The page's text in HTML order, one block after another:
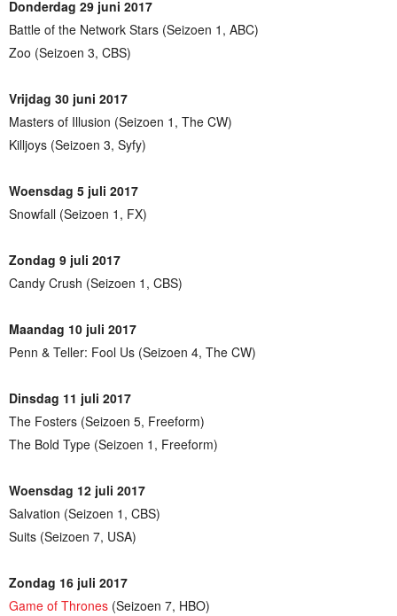
Donderdag 29 juni 2017
Battle of the Network Stars (Seizoen 1, ABC)
Zoo (Seizoen 3, CBS)
Vrijdag 30 juni 2017
Masters of Illusion (Seizoen 1, The CW)
Killjoys (Seizoen 3, Syfy)
Woensdag 5 juli 2017
Snowfall (Seizoen 1, FX)
Zondag 9 juli 2017
Candy Crush (Seizoen 1, CBS)
Maandag 10 juli 2017
Penn & Teller: Fool Us (Seizoen 4, The CW)
Dinsdag 11 juli 2017
The Fosters (Seizoen 5, Freeform)
The Bold Type (Seizoen 1, Freeform)
Woensdag 12 juli 2017
Salvation (Seizoen 1, CBS)
Suits (Seizoen 7, USA)
Zondag 16 juli 2017
Game of Thrones (Seizoen 7, HBO)